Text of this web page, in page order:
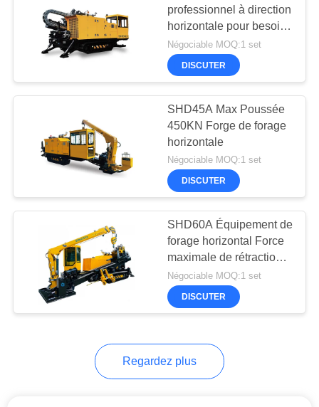
Exercices sur
chenilles
hydraulique
Dessablage
27
Equipement Wall
professionnel à direction
horizontale pour besoins
de forage polyvalents
Négociable MOQ:1 set
DISCUTER
SHD45A Max Poussée
450KN Forge de forage
horizontale
Négociable MOQ:1 set
DISCUTER
SHD60A Équipement de
forage horizontal Force
maximale de rétraction
600/1200KN 14T
Négociable MOQ:1 set
DISCUTER
Regardez plus